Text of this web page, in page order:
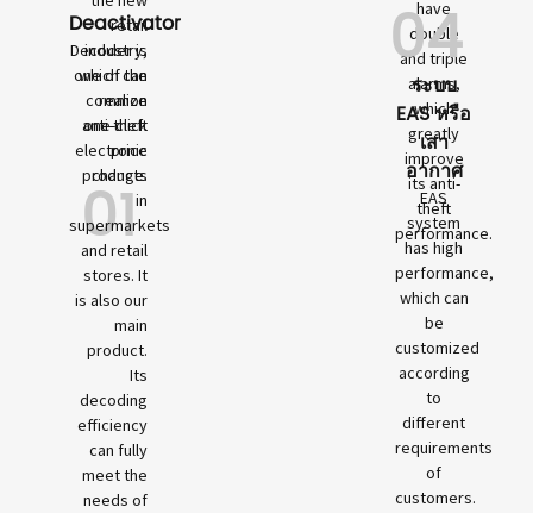
retail
industry,
which can
realize
one-click
price
change.
01
Deactivator
Decoder is
one of the
common
anti-theft
electronic
products
in
supermarkets
and retail
stores. It
is also our
main
product.
Its
decoding
efficiency
can fully
meet the
needs of
have
double
and triple
alarms,
which
greatly
improve
its anti-
theft
performance.
04
ระบบ
EAS หรือ
เสา
อากาศ
EAS
system
has high
performance,
which can
be
customized
according
to
different
requirements
of
customers.